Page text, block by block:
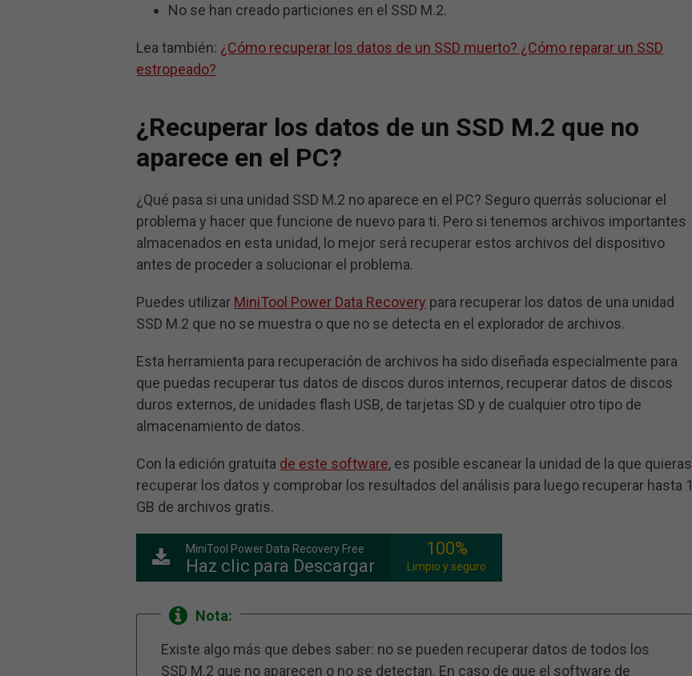
No se han creado particiones en el SSD M.2.
Lea también: ¿Cómo recuperar los datos de un SSD muerto? ¿Cómo reparar un SSD
estropeado?
¿Recuperar los datos de un SSD M.2 que no
aparece en el PC?
¿Qué pasa si una unidad SSD M.2 no aparece en el PC? Seguro querrás solucionar el
problema y hacer que funcione de nuevo para ti. Pero si tenemos archivos importantes
almacenados en esta unidad, lo mejor será recuperar estos archivos del dispositivo
antes de proceder a solucionar el problema.
Puedes utilizar MiniTool Power Data Recovery para recuperar los datos de una unidad
SSD M.2 que no se muestra o que no se detecta en el explorador de archivos.
Esta herramienta para recuperación de archivos ha sido diseñada especialmente para
que puedas recuperar tus datos de discos duros internos, recuperar datos de discos
duros externos, de unidades flash USB, de tarjetas SD y de cualquier otro tipo de
almacenamiento de datos.
Con la edición gratuita de este software, es posible escanear la unidad de la que quieras
recuperar los datos y comprobar los resultados del análisis para luego recuperar hasta 1
GB de archivos gratis.
MiniTool Power Data Recovery Free
Haz clic para Descargar
100%
Limpio y seguro
Nota:
Existe algo más que debes saber: no se pueden recuperar datos de todos los
SSD M.2 que no aparecen o no se detectan. En caso de que el software de